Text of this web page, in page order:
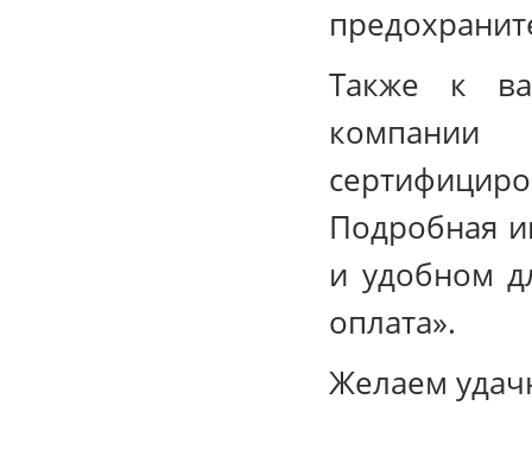
Также к
компании
Подробная
и удобном
оплата».
Желаем